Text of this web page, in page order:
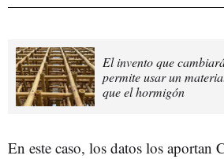
El invento que
permite usar un
que el hormigón
En este caso, los datos los